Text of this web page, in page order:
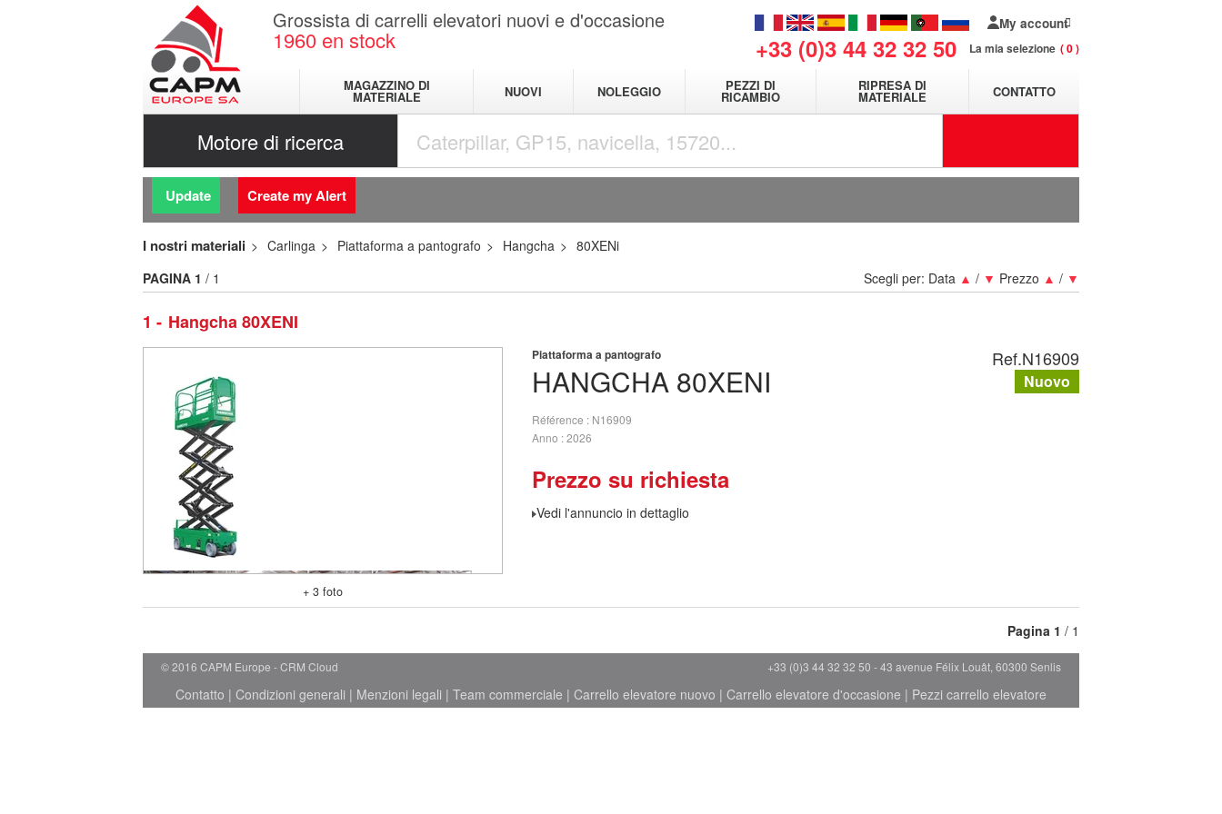
Grossista di carrelli elevatori nuovi e d'occasione
1960 en stock +33 (0)3 44 32 32 50
My account
La mia selezione 0
MAGAZZINO DI
MATERIALE NUOVI NOLEGGIO PEZZI DI
RICAMBIO
RIPRESA DI
MATERIALE CONTATTO
Motore di ricerca
Update Create my Alert
I nostri materiali Carlinga Piattaforma a pantografo Hangcha 80XENi
1 Hangcha 80XENI
Scegli per: Data ▲ / ▼ Prezzo ▲ / ▼
PAGINA 1 / 1
+ 3 foto
HANGCHA 80XENI
Piattaforma a pantografo
Référence
N16909
Anno 2026
Prezzo su richiesta
Vedi l'annuncio in dettaglio
Ref.N16909
Nuovo
Pagina 1 / 1
© 2016 CAPM Europe CRM Cloud +33 (0)3 44 32 32 50 - 43 avenue Félix Louât, 60300 Senlis
Contatto | Condizioni generali | Menzioni legali | Team commerciale | Carrello elevatore nuovo | Carrello elevatore d'occasione | Pezzi carrello elevatore